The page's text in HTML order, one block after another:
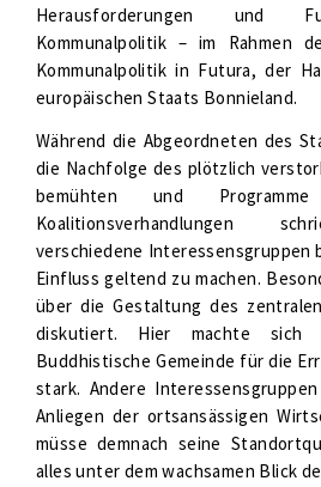
Herausforderungen und
Kommunalpolitik – im Rahmen
Kommunalpolitik in Futura, der
europäischen Staats Bonnieland.
Während die Abgeordneten des
die Nachfolge des plötzlich
bemühten und
Koalitionsverhandlungen
verschiedene Interessensgruppen
Einfluss geltend zu machen.
über die Gestaltung des
diskutiert. Hier machte sich
Buddhistische Gemeinde für die
stark. Andere
Anliegen der ortsansässigen
müsse demnach seine
alles unter dem wachsamen Blick